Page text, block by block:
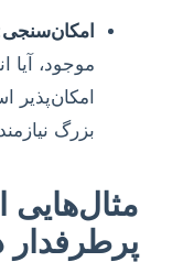
موجود، آیا
امکان‌پذیر
بزرگ